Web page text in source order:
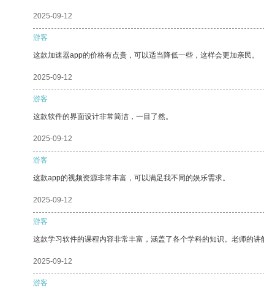
2025-09-12
游客
这款加速器app的价格有点贵，可以适当降低一些，这样会更加亲民。
2025-09-12
游客
这款软件的界面设计非常简洁，一目了然。
2025-09-12
游客
这款app的视频资源非常丰富，可以满足我不同的娱乐需求。
2025-09-12
游客
这款学习软件的课程内容非常丰富，涵盖了各个学科的知识。老师的讲
2025-09-12
游客